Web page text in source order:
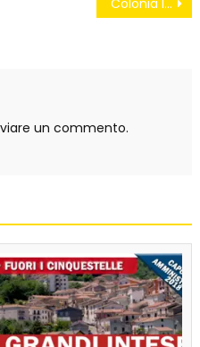
un commento.